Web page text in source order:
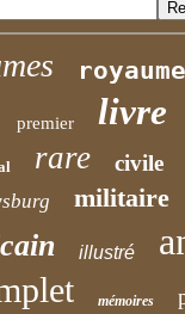
premier livre
rare civile
militaire
illustré
mémoires